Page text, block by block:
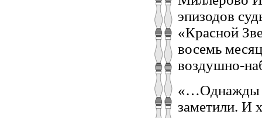
эпизодов
«Красной
восемь
воздушно-
«…Однажды
заметили. И